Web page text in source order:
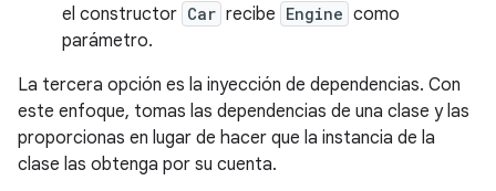
el constructor Car recibe Engine como
parámetro.
La tercera opción es la inyección de dependencias. Con
este enfoque, tomas las dependencias de una clase y las
proporcionas en lugar de hacer que la instancia de la
clase las obtenga por su cuenta.